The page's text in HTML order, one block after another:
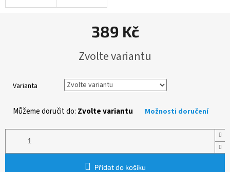
389 Kč
cena:
Zvolte variantu
Varianta
Můžeme doručit do: Zvolte variantu Možnosti doručení
Přidat do košíku